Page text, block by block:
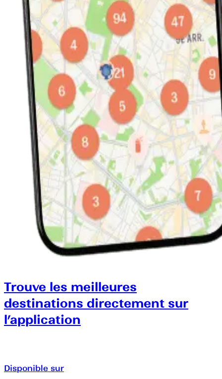
Trouve les meilleures
destinations directement sur
l’application
Disponible sur